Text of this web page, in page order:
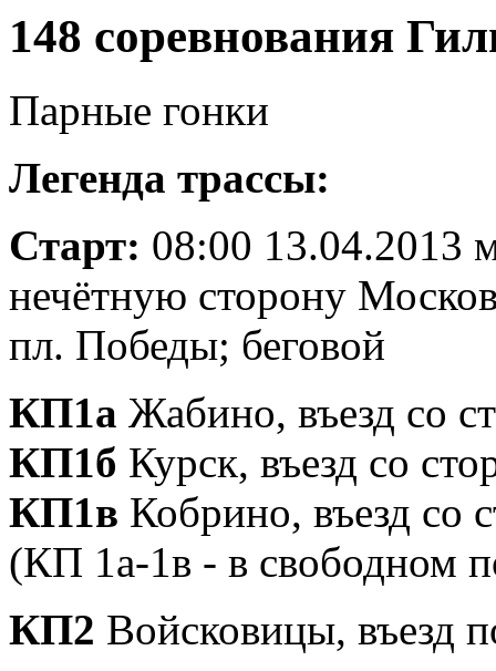
148 соревнования
Парные гонки
Легенда трассы:
Старт: 08:00 13.04.2013
нечётную сторону
пл. Победы; беговой
КП1а Жабино, въезд со
КП1б Курск, въезд со
КП1в Кобрино, въезд со
(КП 1а-1в - в свободном
КП2 Войсковицы, въезд